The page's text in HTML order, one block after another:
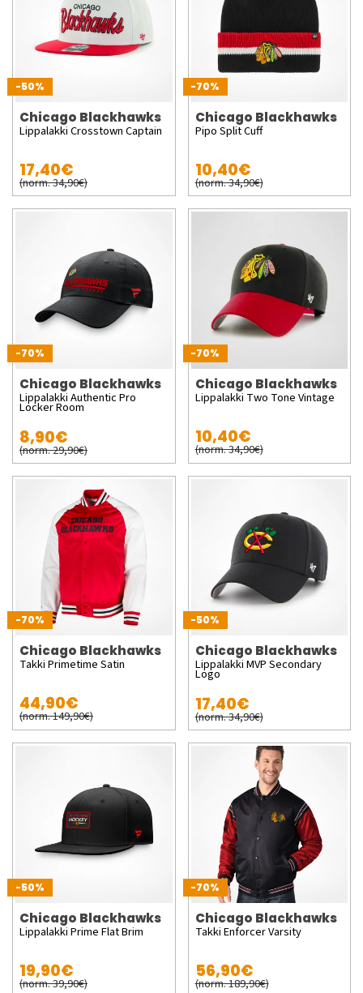
-50%
Chicago Blackhawks
Lippalakki Crosstown Captain
17,40€
(norm. 34,90€)
-70%
Chicago Blackhawks
Pipo Split Cuff
10,40€
(norm. 34,90€)
-70%
Chicago Blackhawks
Lippalakki Authentic Pro
Locker Room
8,90€
(norm. 29,90€)
-70%
Chicago Blackhawks
Lippalakki Two Tone Vintage
10,40€
(norm. 34,90€)
-70%
Chicago Blackhawks
Takki Primetime Satin
44,90€
(norm. 149,90€)
-50%
Chicago Blackhawks
Lippalakki MVP Secondary
Logo
17,40€
(norm. 34,90€)
-50%
Chicago Blackhawks
Lippalakki Prime Flat Brim
19,90€
(norm. 39,90€)
-70%
Chicago Blackhawks
Takki Enforcer Varsity
56,90€
(norm. 189,90€)